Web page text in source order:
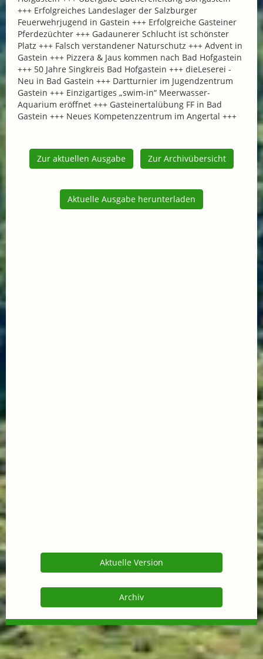
+++ Erfolgreiches Landeslager der Salzburger
Feuerwehrjugend in Gastein +++ Erfolgreiche Gasteiner
Pferdezüchter +++ Gadaunerer Schlucht ist schönster
Platz +++ Falsch verstandener Naturschutz +++ Advent in
Gastein +++ Pizzera & Jaus kommen nach Bad Hofgastein
+++ 50 Jahre Singkreis Bad Hofgastein +++ dieLeserei -
Neu in Bad Gastein +++ Dartturnier im Jugendzentrum
Gastein +++ Einzigartiges „swim-in“ Meerwasser-
Aquarium eröffnet +++ Gasteinertalübung FF in Bad
Gastein +++ Neues Kompetenzzentrum im Angertal +++
Zur aktuellen Ausgabe Zur Archivübersicht
Aktuelle Ausgabe herunterladen
Aktuelle Version
Archiv